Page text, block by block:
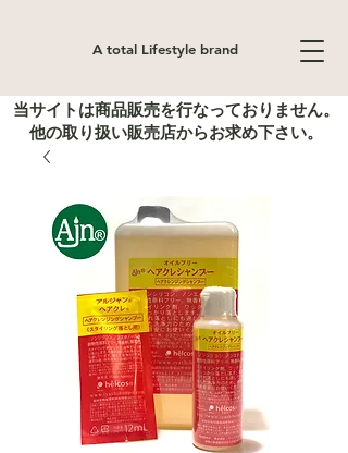
A total Lifestyle brand
当サイトは商品販売を行なっておりません。
他の取り扱い販売店からお求め下さい。